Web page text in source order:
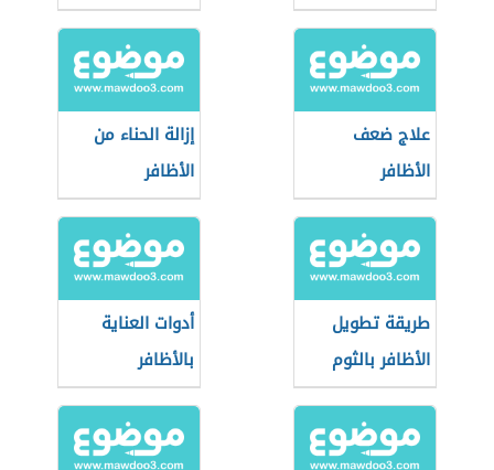
علاج ضعف
الأظافر
إزالة الحناء من
الأظافر
طريقة تطويل
الأظافر بالثوم
أدوات العناية
بالأظافر